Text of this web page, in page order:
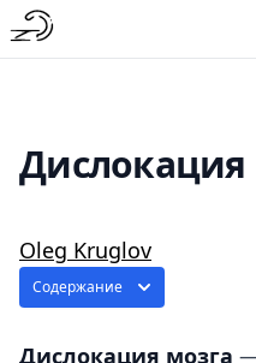
Дислокация
Oleg Kruglov
Содержание
Дислокация мозга